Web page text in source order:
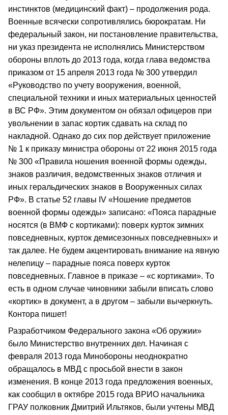
инстинктов (медицинский факт) – продолжения рода.
Военные всячески сопротивлялись бюрократам. Ни
федеральный закон, ни постановление правительства,
ни указ президента не исполнялись Министерством
обороны вплоть до 2013 года, когда глава ведомства
приказом от 15 апреля 2013 года № 300 утвердил
«Руководство по учету вооружения, военной,
специальной техники и иных материальных ценностей
в ВС РФ». Этим документом он обязал офицеров при
увольнении в запас кортик сдавать на склад по
накладной. Однако до сих пор действует приложение
№ 1 к приказу министра обороны от 22 июня 2015 года
№ 300 «Правила ношения военной формы одежды,
знаков различия, ведомственных знаков отличия и
иных геральдических знаков в Вооруженных силах
РФ». В статье 52 главы IV «Ношение предметов
военной формы одежды» записано: «Пояса парадные
носятся (в ВМФ с кортиками): поверх курток зимних
повседневных, курток демисезонных повседневных» и
так далее. Не будем акцентировать внимание на явную
нелепицу – парадные пояса поверх курток
повседневных. Главное в приказе – «с кортиками». То
есть в одном случае чиновники забыли вписать слово
«кортик» в документ, а в другом – забыли вычеркнуть.
Контора пишет!
Разработчиком Федерального закона «Об оружии»
было Министерство внутренних дел. Начиная с
февраля 2013 года Минобороны неоднократно
обращалось в МВД с просьбой внести в закон
изменения. В конце 2013 года предложения военных,
как сообщил в октябре 2015 года ВРИО начальника
ГРАУ полковник Дмитрий Ильтяков, были учтены МВД